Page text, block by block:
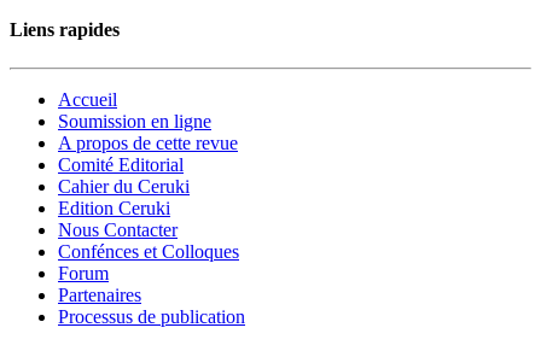
Liens rapides
Accueil
Soumission en ligne
A propos de cette revue
Comité Editorial
Cahier du Ceruki
Edition Ceruki
Nous Contacter
Confénces et Colloques
Forum
Partenaires
Processus de publication